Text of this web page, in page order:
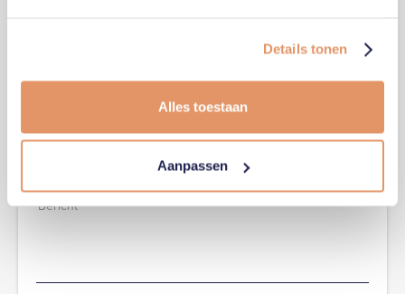
Details tonen
Alles toestaan
Aanpassen